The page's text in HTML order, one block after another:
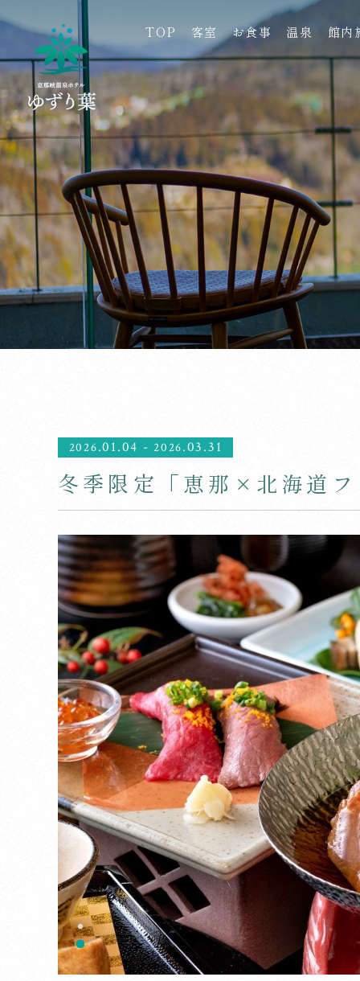
TOP 客室 お食事 温泉 館内
2026.01.04 -2026.03.31
冬季限定「恵那×北海道